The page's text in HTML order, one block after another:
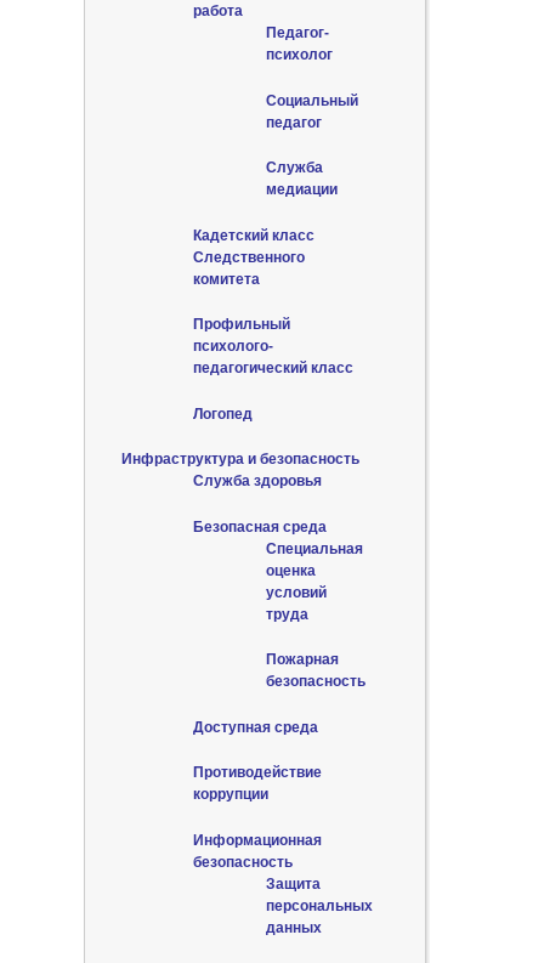
работа
Педагог-
психолог
Социальный
педагог
Служба
медиации
Кадетский класс
Следственного
комитета
Профильный
психолого-
педагогический класс
Логопед
Инфраструктура и безопасность
Служба здоровья
Безопасная среда
Специальная
оценка
условий
труда
Пожарная
безопасность
Доступная среда
Противодействие
коррупции
Информационная
безопасность
Защита
персональных
данных